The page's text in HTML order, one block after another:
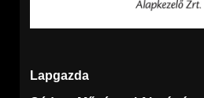
Lapgazda